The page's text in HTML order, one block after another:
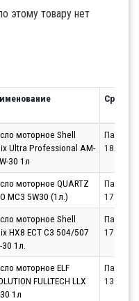
этому товару нет
Срок
моторное Shell
Ultra Professional AM-
30 1л
Партнёр
моторное QUARTZ
MC3 5W30 (1л.)
Партнёр
моторное Shell
HX8 ECT C3 504/507
30 1л.
Партнёр
моторное ELF
FULLTECH LLX
1л
Партнёр